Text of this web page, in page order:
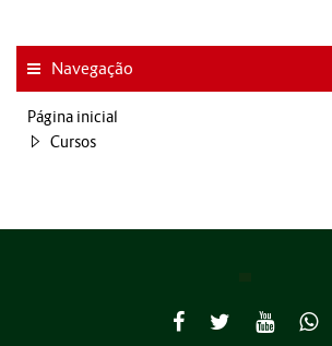
Navegação
Página inicial
Cursos